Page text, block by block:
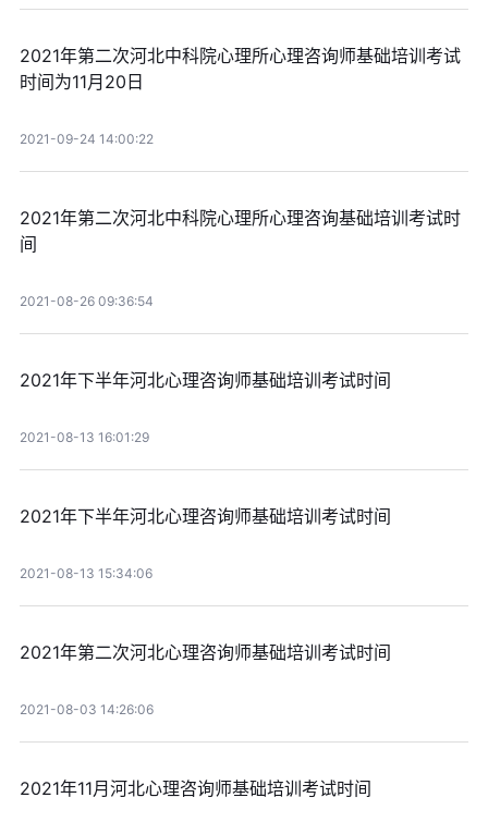
2021年第二次河北中科院心理所心理咨询师基础培训考试
时间为11月20日
2021-09-24 14:00:22
2021年第二次河北中科院心理所心理咨询基础培训考试时
间
2021-08-26 09:36:54
2021年下半年河北心理咨询师基础培训考试时间
2021-08-13 16:01:29
2021年下半年河北心理咨询师基础培训考试时间
2021-08-13 15:34:06
2021年第二次河北心理咨询师基础培训考试时间
2021-08-03 14:26:06
2021年11月河北心理咨询师基础培训考试时间